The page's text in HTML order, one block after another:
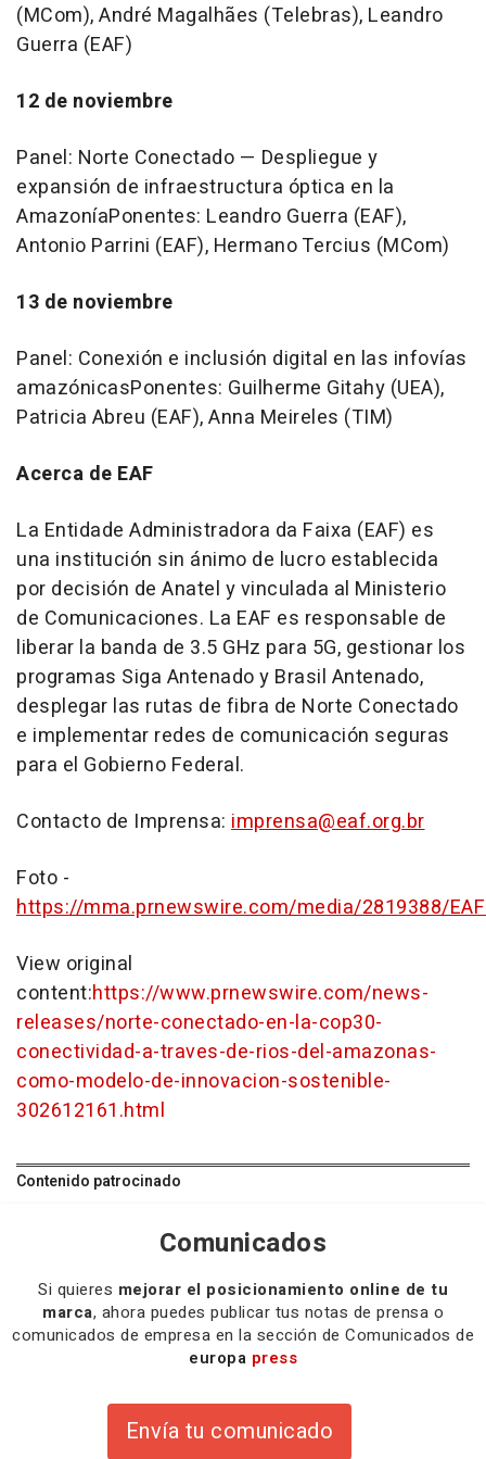
(MCom), André Magalhães (Telebras), Leandro
Guerra (EAF)
12 de noviembre
Panel: Norte Conectado — Despliegue y
expansión de infraestructura óptica en la
AmazoníaPonentes: Leandro Guerra (EAF),
Antonio Parrini (EAF), Hermano Tercius (MCom)
13 de noviembre
Panel: Conexión e inclusión digital en las infovías
amazónicasPonentes: Guilherme Gitahy (UEA),
Patricia Abreu (EAF),Anna Meireles (TIM)
Acerca de EAF
La Entidade Administradora da Faixa (EAF) es
una institución sin ánimo de lucro establecida
por decisión de Anatel y vinculada al Ministerio
de Comunicaciones. La EAF es responsable de
liberar la banda de 3.5 GHz para 5G, gestionar los
programas Siga Antenado y Brasil Antenado,
desplegar las rutas de fibra de Norte Conectado
e implementar redes de comunicación seguras
para el Gobierno Federal.
Contacto de Imprensa: imprensa@eaf.org.br
Foto -
https://mma.prnewswire.com/media/2819388/
View original
content:https://www.prnewswire.com/news-
releases/norte-conectado-en-la-cop30-
conectividad-a-traves-de-rios-del-amazonas-
como-modelo-de-innovacion-sostenible-
302612161.html
Contenido patrocinado
Comunicados
Si quieres mejorar el posicionamiento online de tu
marca, ahora puedes publicar tus notas de prensa o
comunicados de empresa en la sección de Comunicados de
europa press
Envía tu comunicado